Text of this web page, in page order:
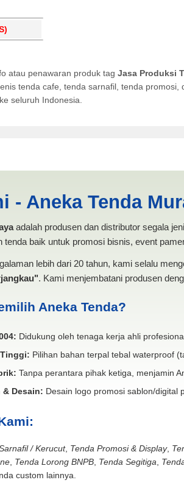
atau penawaran produk tag Jasa Produksi
tenda cafe, tenda sarnafil, tenda
seluruh Indonesia.
- Aneka Tenda
adalah produsen dan distributor segala
tenda baik untuk promosi bisnis, event
lebih dari 20 tahun, kami selalu
. Kami menjembatani produsen
Aneka Tenda?
Didukung oleh tenaga kerja ahli
Pilihan bahan terpal tebal waterproof
Tanpa perantara pihak ketiga, menjamin
& Desain: Desain logo promosi sablon/digital
/ Kerucut, Tenda Promosi & Display,
, Tenda Lorong BNPB, Tenda Segitiga
custom lainnya.